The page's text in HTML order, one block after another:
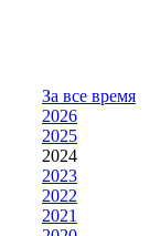
За все время
2026
2025
2024
2023
2022
2021